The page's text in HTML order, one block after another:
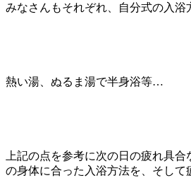
みなさんもそれぞれ、自分式の入浴
熱い湯、ぬるま湯で半身浴等…
上記の点を参考に次の日の疲れ具
の身体に合った入浴方法を、そして